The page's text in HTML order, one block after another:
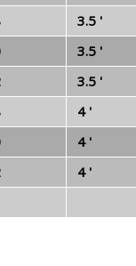
3.5 '
3.5 '
3.5 '
4 '
4 '
4 '